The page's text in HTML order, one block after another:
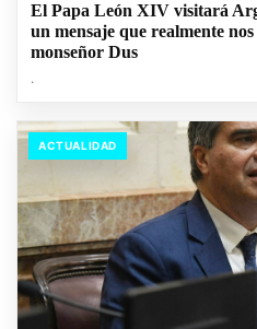
El Papa León XIV visitará
un mensaje que realmente
monseñor Dus
.
ACTUALIDAD